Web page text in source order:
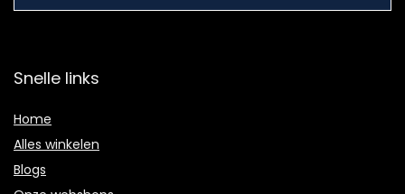
Snelle links
Home
Alles winkelen
Blogs